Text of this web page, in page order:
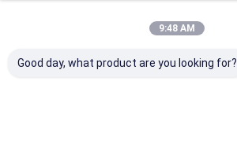
9:48 AM
Good day, what product are you looking for?